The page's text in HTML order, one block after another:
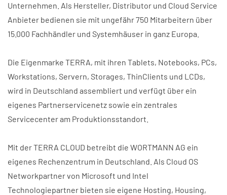
Unternehmen. Als Hersteller, Distributor und Cloud Service
Anbieter bedienen sie mit ungefähr 750 Mitarbeitern über
15.000 Fachhändler und Systemhäuser in ganz Europa.
Die Eigenmarke TERRA, mit ihren Tablets, Notebooks, PCs,
Workstations, Servern, Storages, ThinClients und LCDs,
wird in Deutschland assembliert und verfügt über ein
eigenes Partnerservicenetz sowie ein zentrales
Servicecenter am Produktionsstandort.
Mit der TERRA CLOUD betreibt die WORTMANN AG ein
eigenes Rechenzentrum in Deutschland. Als Cloud OS
Networkpartner von Microsoft und Intel
Technologiepartner bieten sie eigene Hosting, Housing,